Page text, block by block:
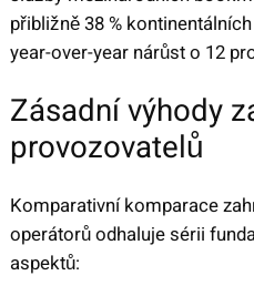
přibližně 38 %
year-over-year nárůst o 12
Zásadní výhody
provozovatelů
Komparativní komparace
operátorů odhaluje sérii
aspektů: